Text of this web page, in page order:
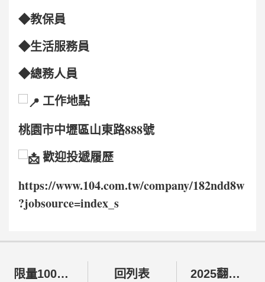
◆教保員
◆生活服務員
◆總務人員
工作地點
桃園市中壢區山東路888號
歡迎投遞履歷
https://www.104.com.tw/company/182ndd8w
?jobsource=index_s
限量100盒！中秋暖心禮盒正式開賣 回列表 2025翻轉生命點亮愛．陪伴路得走三十愛心 公益園遊會